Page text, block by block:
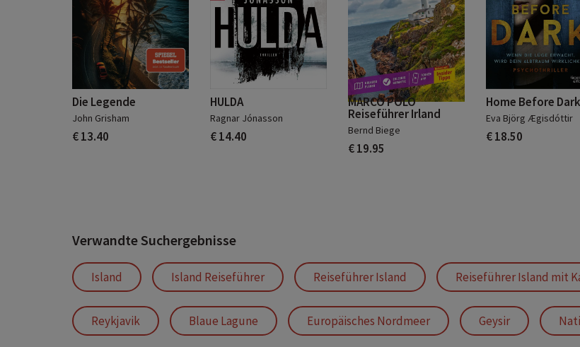
Die Legende
John Grisham
€ 13.40
HULDA
Ragnar Jónasson
€ 14.40
MARCO POLO
Reiseführer Irland
Bernd Biege
€ 19.95
Home Before Dark
Eva Björg Ægisdóttir
€ 18.50
Verwandte Suchergebnisse
Island Island Reiseführer Reiseführer Island Reiseführer Island mit
Reykjavik Blaue Lagune Europäisches Nordmeer Geysir